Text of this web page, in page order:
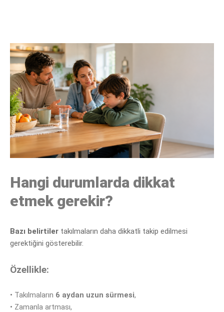
Hangi durumlarda dikkat
etmek gerekir?
Bazı belirtiler takılmaların daha dikkatli takip edilmesi
gerektiğini gösterebilir.
Özellikle:
• Takılmaların 6 aydan uzun sürmesi,
• Zamanla artması,